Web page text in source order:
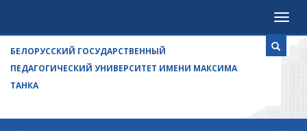
БЕЛОРУССКИЙ ГОСУДАРСТВЕННЫЙ
ПЕДАГОГИЧЕСКИЙ УНИВЕРСИТЕТ ИМЕНИ МАКСИМА
ТАНКА